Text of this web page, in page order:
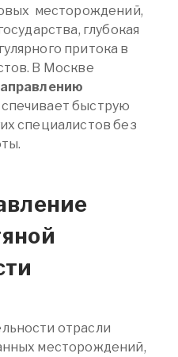
месторождений,
глубокая
притока в
В Москве
быструю
специалистов без
отрасли
месторождений,